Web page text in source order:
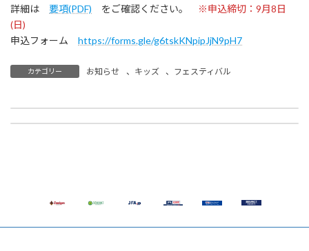
詳細は 要項(PDF) をご確認ください。
※申込締切：9月8日
(日)
申込フォーム https://forms.gle/g6tskKNpipJjN9pH7
カテゴリー お知らせ 、 キッズ 、 フェスティバル
サッカー日本代表OB選手がやって来る！「がんばろう石川！宝くじスポーツフェア ドリーム・サッカーin金沢」開催のご案内